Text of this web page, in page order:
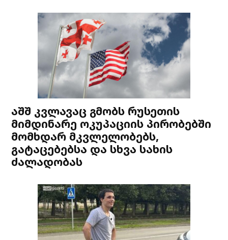
აშშ კვლავაც გმობს რუსეთის
მიმდინარე ოკუპაციის პირობებში
მომხდარ მკვლელობებს,
გატაცებებსა და სხვა სახის
ძალადობას